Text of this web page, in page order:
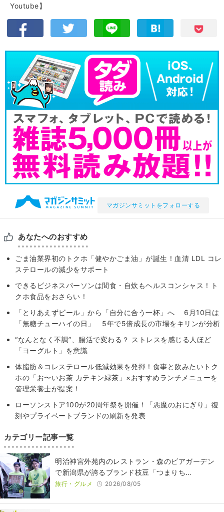
Youtube】
マガジンサミットをフォローする
あなたへのおすすめ
ごま油業界初のトクホ「健やかごま油」が誕生！血清 LDL コレ
ステロールの減少をサポート
できるビジネスパーソンは間食・自炊もヘルスコンシャス！ト
クホ食品をおさらい！
「とりあえずビール」から「自分に合う一杯」へ 6月10日は
「無糖チューハイの日」 5年で5倍成長の市場をキリンが分析
“なんとなく不調”、腸活で変わる？ ストレスを感じる人ほど
「ヨーグルト」を意識
体脂肪＆コレステロール低減効果を発揮！食事と飲みたいトク
ホの「お〜いお茶 カテキン緑茶」×おすすめランチメニューを
管理栄養士が提案！
ローソンストア100が20周年祭を開催！「悪魔のおにぎり」復
刻やプライベートブランドの刷新を発表
カテゴリー記事一覧
明治神宮外苑内のレストラン・森のビアガーデン
で新潟県が誇るブランド枝豆「つまりち…
旅行・グルメ 2026/08/05